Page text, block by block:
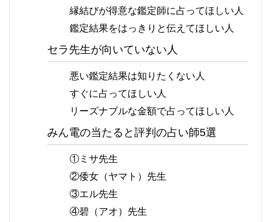
縁結びが得意な鑑定師に占ってほしい人
鑑定結果をはっきりと伝えてほしい人
セラ先生が向いていない人
悪い鑑定結果は知りたくない人
すぐに占ってほしい人
リーズナブルな金額で占ってほしい人
みん電の当たると評判の占い師5選
①ミサ先生
②倭女（ヤマト）先生
③エル先生
④碧（アオ）先生